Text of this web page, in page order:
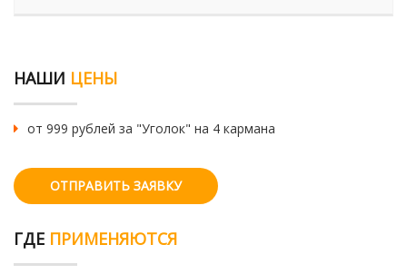
НАШИ ЦЕНЫ
от 999 рублей за "Уголок" на 4 кармана
ОТПРАВИТЬ ЗАЯВКУ
ГДЕ ПРИМЕНЯЮТСЯ